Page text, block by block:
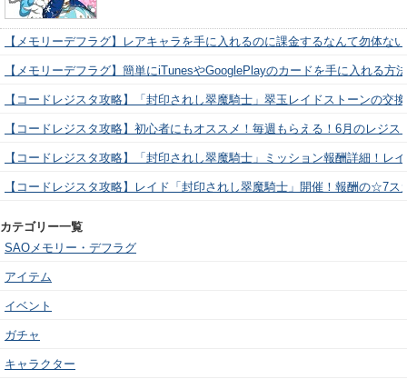
【メモリーデフラグ】レアキャラを手に入れるのに課金するなんて勿体な
【メモリーデフラグ】簡単にiTunesやGooglePlayのカードを手に入れる方
【コードレジスタ攻略】「封印されし翠魔騎士」翠玉レイドストーンの交
【コードレジスタ攻略】初心者にもオススメ！毎週もらえる！6月のレジ
【コードレジスタ攻略】「封印されし翠魔騎士」ミッション報酬詳細！レ
【コードレジスタ攻略】レイド「封印されし翠魔騎士」開催！報酬の☆7
カテゴリー一覧
SAOメモリー・デフラグ
アイテム
イベント
ガチャ
キャラクター